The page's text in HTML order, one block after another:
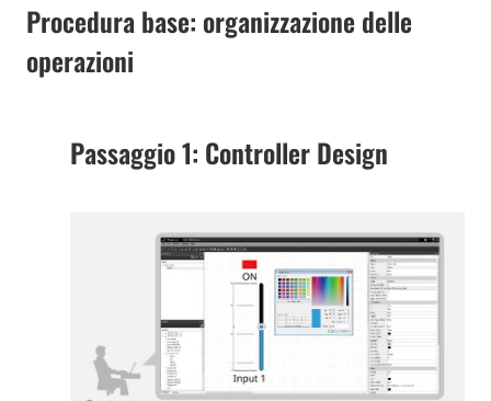
Procedura base: organizzazione delle
operazioni
Passaggio 1: Controller Design